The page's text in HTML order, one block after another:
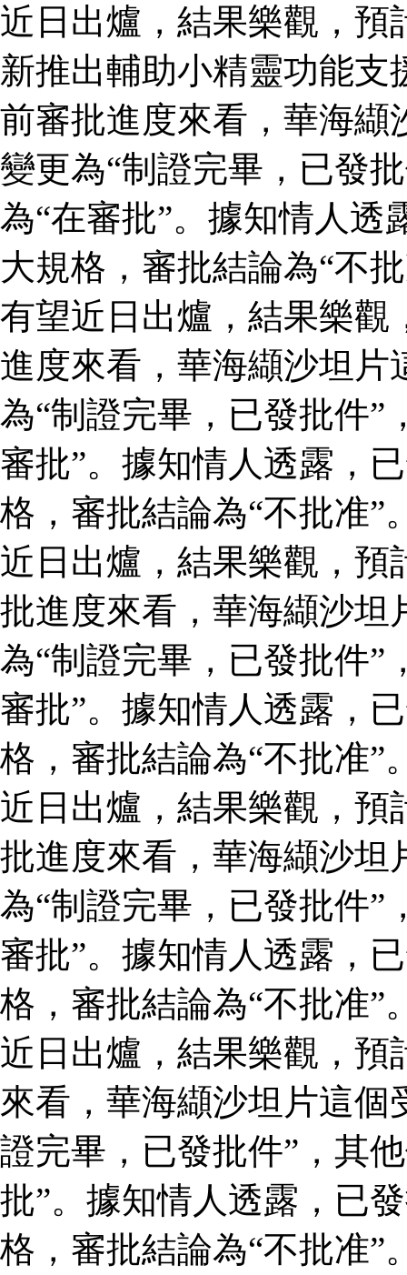
近日出爐，結果樂觀，預
新推出輔助小精靈功能
前審批進度來看，華海纈
變更為“制證完畢，已發
為“在審批”。據知情人透
大規格，審批結論為“不
有望近日出爐，結果樂觀
進度來看，華海纈沙坦片
為“制證完畢，已發批件”
審批”。據知情人透露，
格，審批結論為“不批准”
近日出爐，結果樂觀，
批進度來看，華海纈沙坦
為“制證完畢，已發批件”
審批”。據知情人透露，
格，審批結論為“不批准”
近日出爐，結果樂觀，
批進度來看，華海纈沙坦
為“制證完畢，已發批件”
審批”。據知情人透露，
格，審批結論為“不批准”
近日出爐，結果樂觀，預
來看，華海纈沙坦片這個
證完畢，已發批件”，其
批”。據知情人透露，已
格，審批結論為“不批准”